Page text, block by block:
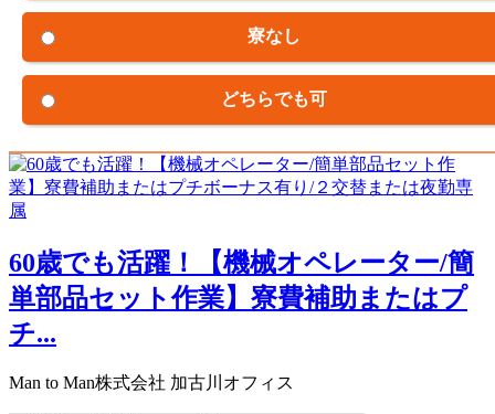
寮なし
どちらでも可
60歳でも活躍！【機械オペレーター/簡
単部品セット作業】寮費補助またはプ
チ...
Man to Man株式会社 加古川オフィス